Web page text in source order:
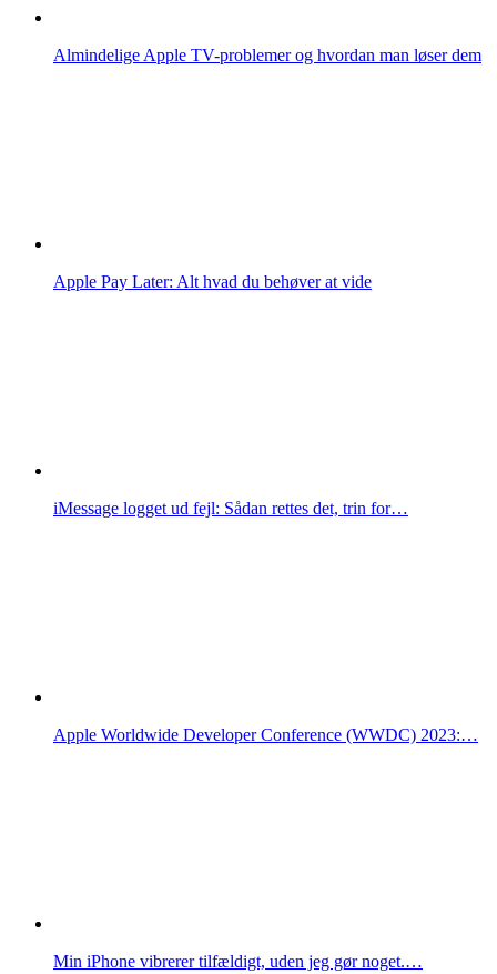
Almindelige Apple TV-problemer og hvordan man løser dem
Apple Pay Later: Alt hvad du behøver at vide
iMessage logget ud fejl: Sådan rettes det, trin for…
Apple Worldwide Developer Conference (WWDC) 2023:…
Min iPhone vibrerer tilfældigt, uden jeg gør noget.…